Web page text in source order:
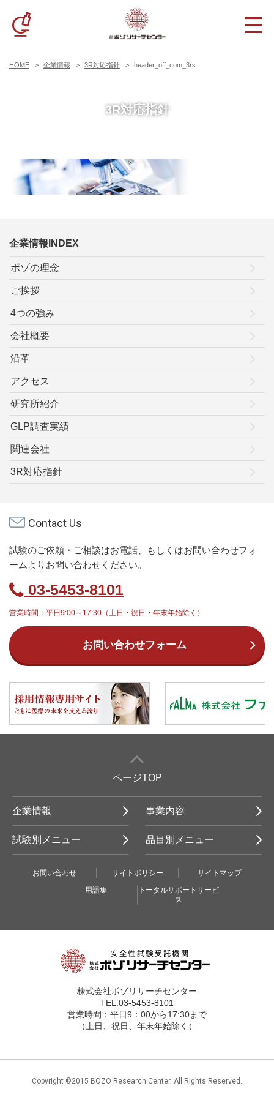
HOME 企業情報 3R対応指針 header_off_com_3rs
3R対応指針
企業情報INDEX
ボゾの理念
ご挨拶
4つの強み
会社概要
沿革
アクセス
研究所紹介
GLP調査実績
関連会社
3R対応指針
Contact Us
試験のご依頼・ご相談はお電話、もしくはお問い合わせフォ
ームよりお問い合わせください。
03-5453-8101
営業時間：平日9:00～17:30（土日・祝日・年末年始除く）
お問い合わせフォーム
ページTOP
企業情報 事業内容
試験別メニュー 品目別メニュー
お問い合わせ サイトポリシー
サイトマップ
用語集
トータルサポートサービ
ス
株式会社ボゾリサーチセンター
TEL:03-5453-8101
営業時間：平日9：00から17:30まで
（土日、祝日、年末年始除く）
Copyright ©2015 BOZO Research Center. All Rights Reserved.